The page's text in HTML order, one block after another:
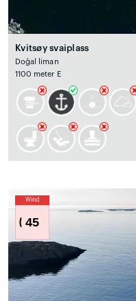
Kvitsøy svaiplass
Doğal liman
1100 meter E
Wind
45